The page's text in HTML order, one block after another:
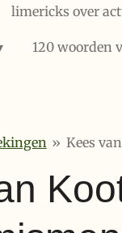
limericks over
120 woorden
» Kees